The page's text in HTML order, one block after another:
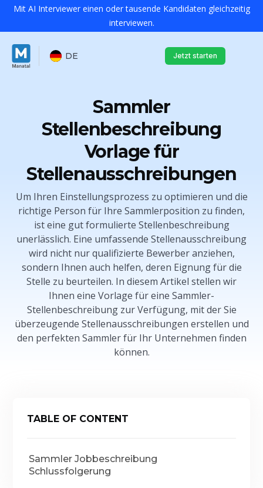
Mit AI Interviewer einen oder tausende Kandidaten gleichzeitig
interviewen.
DE Jetzt starten
Sammler
Stellenbeschreibung
Vorlage für
Stellenausschreibungen
Um Ihren Einstellungsprozess zu optimieren und die
richtige Person für Ihre Sammlerposition zu finden,
ist eine gut formulierte Stellenbeschreibung
unerlässlich. Eine umfassende Stellenausschreibung
wird nicht nur qualifizierte Bewerber anziehen,
sondern Ihnen auch helfen, deren Eignung für die
Stelle zu beurteilen. In diesem Artikel stellen wir
Ihnen eine Vorlage für eine Sammler-
Stellenbeschreibung zur Verfügung, mit der Sie
überzeugende Stellenausschreibungen erstellen und
den perfekten Sammler für Ihr Unternehmen finden
können.
TABLE OF CONTENT
Sammler Jobbeschreibung
Schlussfolgerung